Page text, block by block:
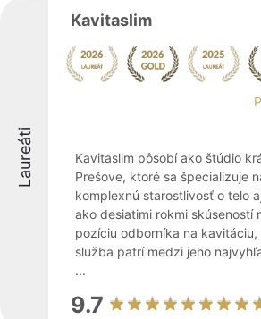
Laureáti
Kavitaslim
Kavitaslim pôsobí ako štúdio
Prešove, ktoré sa špecializuje
komplexnú starostlivosť o telo
ako desiatimi rokmi skúseností
pozíciu odborníka na
služba patrí medzi jeho
...
9.7